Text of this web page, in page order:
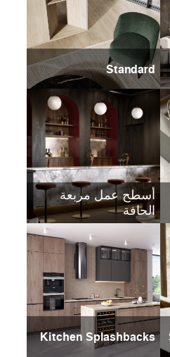
Standard
أسطح عمل مربعة
الحافة
Kitchen Splashbacks